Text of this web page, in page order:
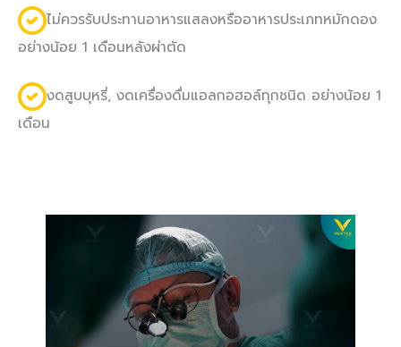
ไม่ควรรับประทานอาหารแสลงหรืออาหารประเภทหมักดอง
อย่างน้อย 1 เดือนหลังผ่าตัด
งดสูบบุหรี่, งดเครื่องดื่มแอลกอฮอล์ทุกชนิด อย่างน้อย 1
เดือน